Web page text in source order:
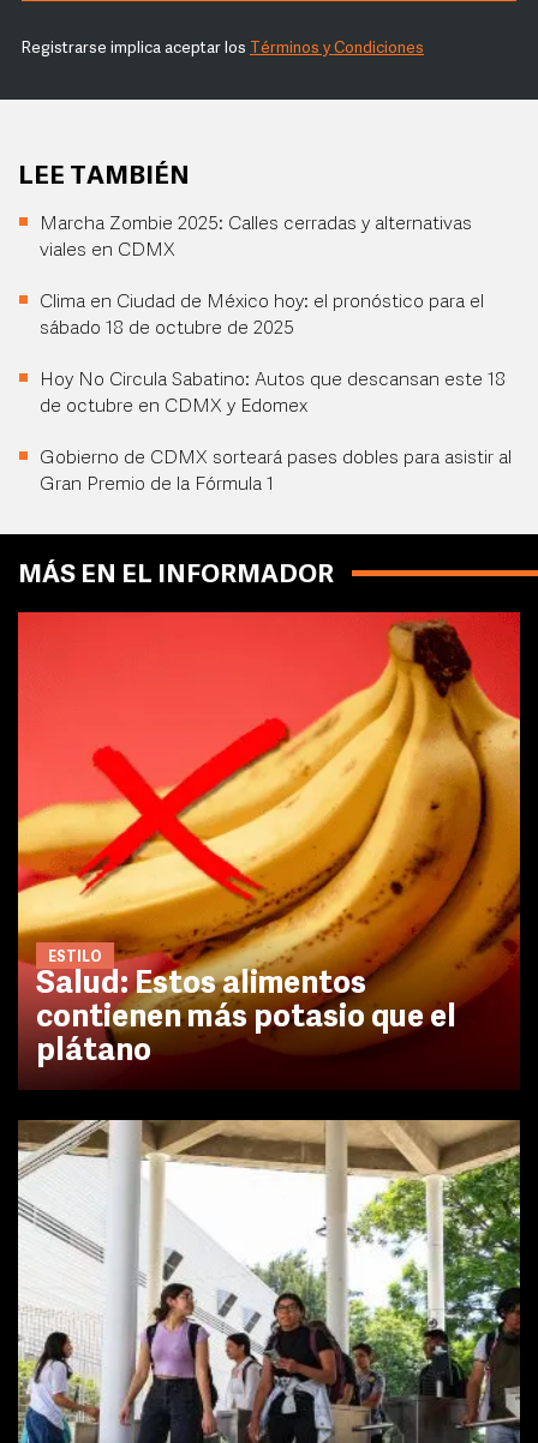
Registrarse implica aceptar los Términos y Condiciones
LEE TAMBIÉN
Marcha Zombie 2025: Calles cerradas y alternativas
viales en CDMX
Clima en Ciudad de México hoy: el pronóstico para el
sábado 18 de octubre de 2025
Hoy No Circula Sabatino: Autos que descansan este 18
de octubre en CDMX y Edomex
Gobierno de CDMX sorteará pases dobles para asistir al
Gran Premio de la Fórmula 1
MÁS EN EL INFORMADOR
ESTILO
Salud: Estos alimentos
contienen más potasio que el
plátano